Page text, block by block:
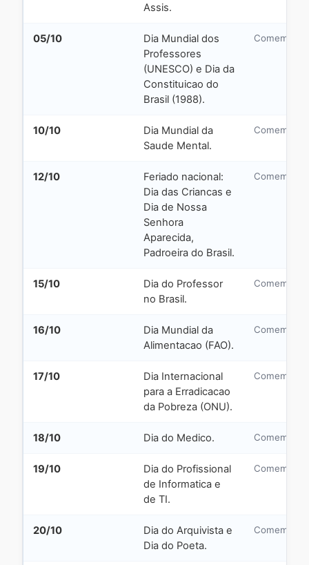
Assis.
05/10
Dia Mundial dos
Professores
(UNESCO) e Dia da
Constituicao do
Brasil (1988).
10/10
Dia Mundial da
Saude Mental.
12/10
Feriado nacional:
Dia das Criancas e
Dia de Nossa
Senhora
Aparecida,
Padroeira do Brasil.
15/10
Dia do Professor
no Brasil.
16/10
Dia Mundial da
Alimentacao (FAO).
17/10
Dia Internacional
para a Erradicacao
da Pobreza (ONU).
18/10 Dia do Medico.
19/10
Dia do Profissional
de Informatica e
de TI.
20/10
Dia do Arquivista e
Dia do Poeta.